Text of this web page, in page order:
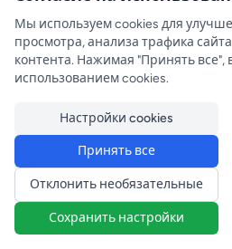
Мы используем cookies для
просмотра, анализа трафика
контента. Нажимая "Принять все",
использованием cookies.
Настройки cookies
Принять все
Отклонить необязательные
Сохранить настройки